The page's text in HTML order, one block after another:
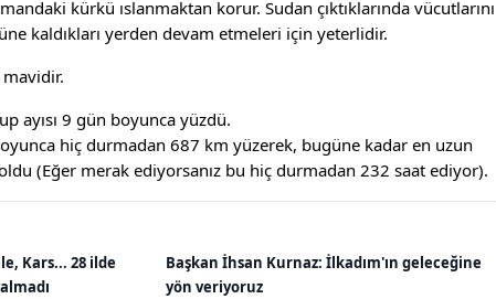
kürkü ıslanmaktan korur. Sudan çıktıklarında vücutlarını
kaldıkları yerden devam etmeleri için yeterlidir.
mavidir.
ayısı 9 gün boyunca yüzdü.
hiç durmadan 687 km yüzerek, bugüne kadar en uzun
(Eğer merak ediyorsanız bu hiç durmadan 232 saat ediyor).
Kars... 28 ilde
Başkan İhsan Kurnaz: İlkadım'ın geleceğine
yön veriyoruz